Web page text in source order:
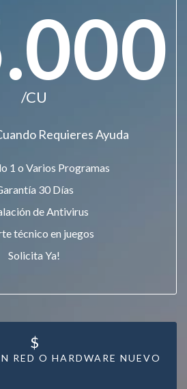
/CU
Requieres Ayuda
1 o Varios Programas
30 Días
de Antivirus
técnico en juegos
Solicita Ya!
RED O HARDWARE NUEVO
$